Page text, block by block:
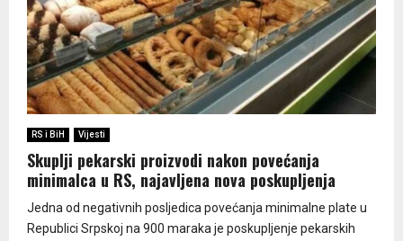
RS i BiH Vijesti
Skuplji pekarski proizvodi nakon povećanja
minimalca u RS, najavljena nova poskupljenja
Jedna od negativnih posljedica povećanja minimalne plate u
Republici Srpskoj na 900 maraka je poskupljenje pekarskih